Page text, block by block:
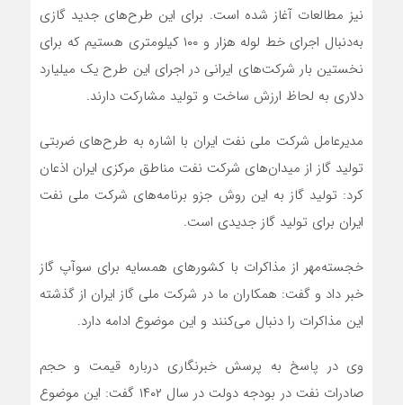
نیز مطالعات آغاز شده است. برای این طرح‌های جدید گازی
به‌دنبال اجرای خط لوله هزار و ۱۰۰ کیلومتری هستیم که برای
نخستین بار شرکت‌های ایرانی در اجرای این طرح یک میلیارد
دلاری به لحاظ ارزش ساخت و تولید مشارکت دارند.
مدیرعامل شرکت ملی نفت ایران با اشاره به طرح‌های ضربتی
تولید گاز از میدان‌های شرکت نفت مناطق مرکزی ایران اذعان
کرد: تولید گاز به این روش جزو برنامه‌های شرکت ملی نفت
ایران برای تولید گاز جدیدی است.
خجسته‌مهر از مذاکرات با کشورهای همسایه برای سوآپ گاز
خبر داد و گفت: همکاران ما در شرکت ملی گاز ایران از گذشته
این مذاکرات را دنبال می‌کنند و این موضوع ادامه دارد.
وی در پاسخ به پرسش خبرنگاری درباره قیمت و حجم
صادرات نفت در بودجه دولت در سال ۱۴۰۲ گفت: این موضوع